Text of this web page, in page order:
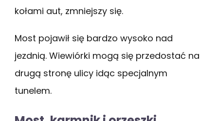
kołami aut, zmniejszy się.
Most pojawił się bardzo wysoko nad
jezdnią. Wiewiórki mogą się przedostać na
drugą stronę ulicy idąc specjalnym
tunelem.